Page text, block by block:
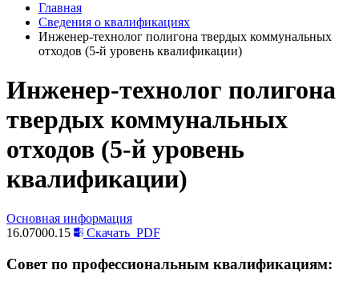
Главная
Сведения о квалификациях
Инженер-технолог полигона твердых коммунальных
отходов (5-й уровень квалификации)
Инженер-технолог полигона
твердых коммунальных
отходов (5-й уровень
квалификации)
Основная информация
16.07000.15
Скачать PDF
Совет по профессиональным квалификациям: